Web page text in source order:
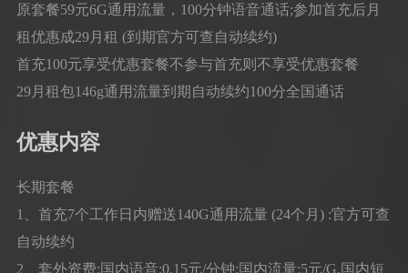
原套餐59元6G通用流量，100分钟语音通话;参加首充后月
租优惠成29月租 (到期官方可查自动续约)
首充100元享受优惠套餐不参与首充则不享受优惠套餐
29月租包146g通用流量到期自动续约100分全国通话
优惠内容
长期套餐
1、首充7个工作日内赠送140G通用流量 (24个月) :官方可查
自动续约
2、套外资费:国内语音:0.15元/分钟;国内流量:5元/G,国内短